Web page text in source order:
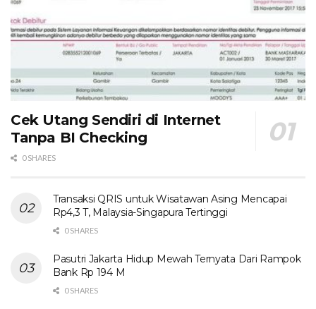
Cek Utang Sendiri di Internet
Tanpa BI Checking
0 SHARES
Transaksi QRIS untuk Wisatawan Asing Mencapai
Rp4,3 T, Malaysia-Singapura Tertinggi
0 SHARES
Pasutri Jakarta Hidup Mewah Ternyata Dari Rampok
Bank Rp 194 M
0 SHARES